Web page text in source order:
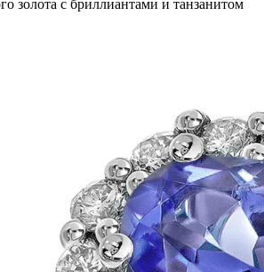
золота с бриллиантами и танзанитом